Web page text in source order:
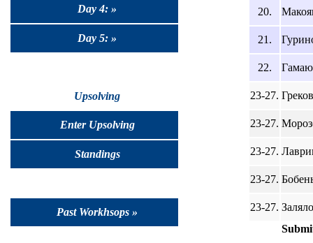
Day 4: »
Day 5: »
Upsolving
Enter Upsolving
Standings
Past Workhsops »
20.
21.
22.
23-27.
23-27.
23-27.
23-27.
23-27.